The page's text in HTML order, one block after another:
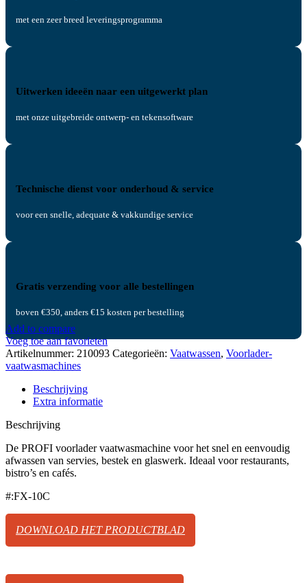
met een zeer breed leveringsprogramma
Uitwerken ideeën naar een uitgewerkt plan
met onze uitgebreide ontwerp- en tekensoftware
Technische dienst voor onderhoud & service
voor een snelle, adequate & vakkundige service
Gratis verzending voor alle bestellingen
boven €350, anders €15 kosten per bestelling
Add to compare
Voeg toe aan favorieten
Artikelnummer: 210093 Categorieën: Vaatwassen, Voorlader-
vaatwasmachines
Beschrijving
Extra informatie
Beschrijving
De PROFI voorlader vaatwasmachine voor het snel en eenvoudig
afwassen van servies, bestek en glaswerk. Ideaal voor restaurants,
bistro’s en cafés.
#:FX-10C
DOWNLOAD HET PRODUCTBLAD